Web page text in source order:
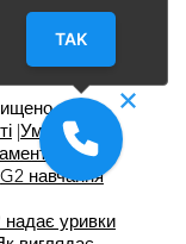
|Умови
G2 навчання
надає уривки
TAK